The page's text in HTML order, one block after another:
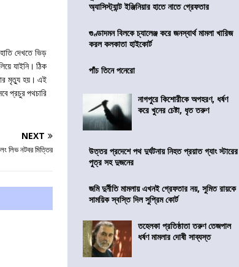
দেখতে ভিড়
যাইনি। ঠিক
মৃত্যু হয়। এই
প্রচুর পথচারি
NEXT
লং লিভ নটবর মিত্তির
অ্যাসিস্ট্যান্ট ইঞ্জিনিয়ার হাতে নাতে গ্রেফতার
গুণ্ডাদমন বিলকে চ্যালেঞ্জ করে জনস্বার্থ মামলা খারিজ
করল কলকাতা হাইকোর্ট
পাঁচ তিনে পনেরো
নাগপুরে কিশোরীকে অপহরণ, ধর্ষণ
করে খুনের চেষ্টা, ধৃত তরুণ
উত্তর প্রদেশে পথ দুর্ঘটনায় নিহত প্রয়াত গ্যাং স্টারের
পুত্র সহ দুজনের
জমি দুর্নীতি মামলায় এখনই গ্রেফতার নয়, সুমিত রায়কে
সাময়িক স্বস্তি দিল সুপ্রিম কোর্ট
তহেলকা প্রতিষ্ঠাতা তরুণ তেজপাল
ধর্ষণ মামলার দোষী সাব্যস্ত